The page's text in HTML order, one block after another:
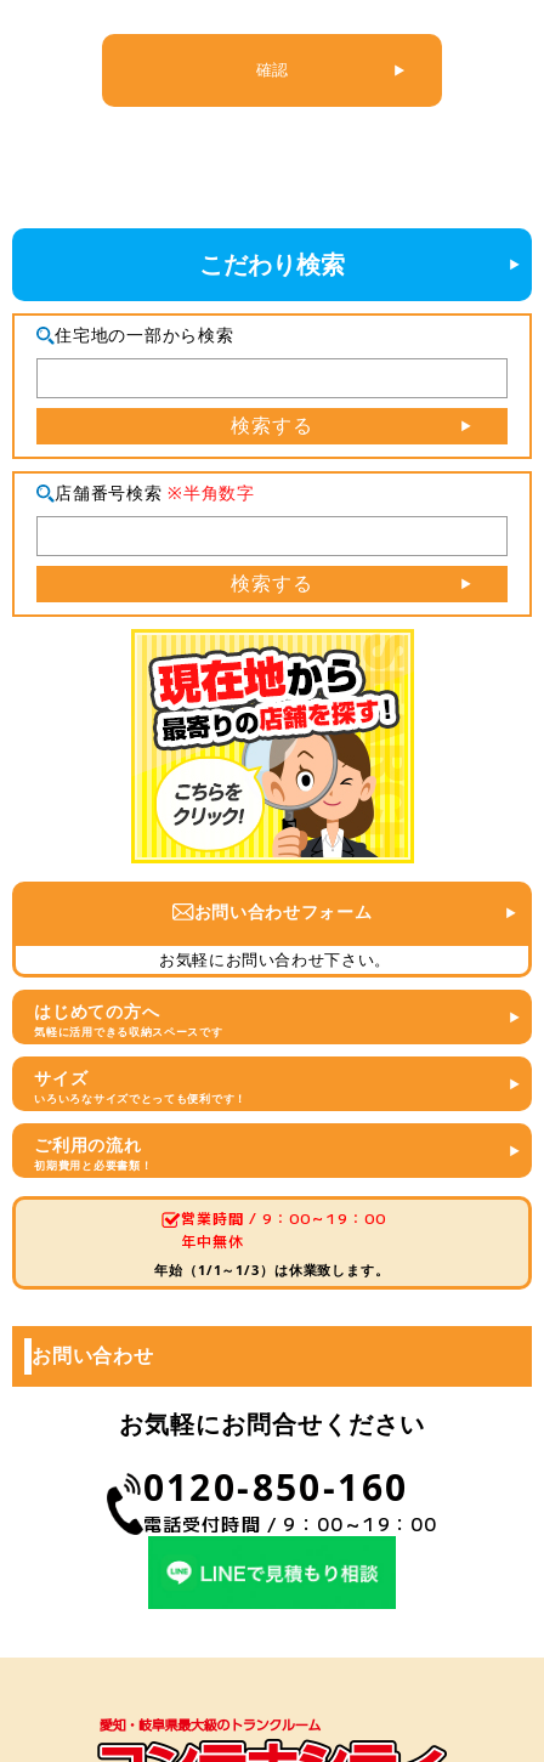
こだわり検索
住宅地の一部から検索
検索する
店舗番号検索※半角数字
検索する
お問い合わせフォーム
お気軽にお問い合わせ下さい。
はじめての方へ
気軽に活用できる収納スペースです
サイズ
いろいろなサイズでとっても便利です！
ご利用の流れ
初期費用と必要書類！
営業時間 / 9：00～19：00
年中無休
年始（1/1～1/3）は休業致します。
お問い合わせ
お気軽にお問合せください
0120-850-160
電話受付時間 / 9：00～19：00